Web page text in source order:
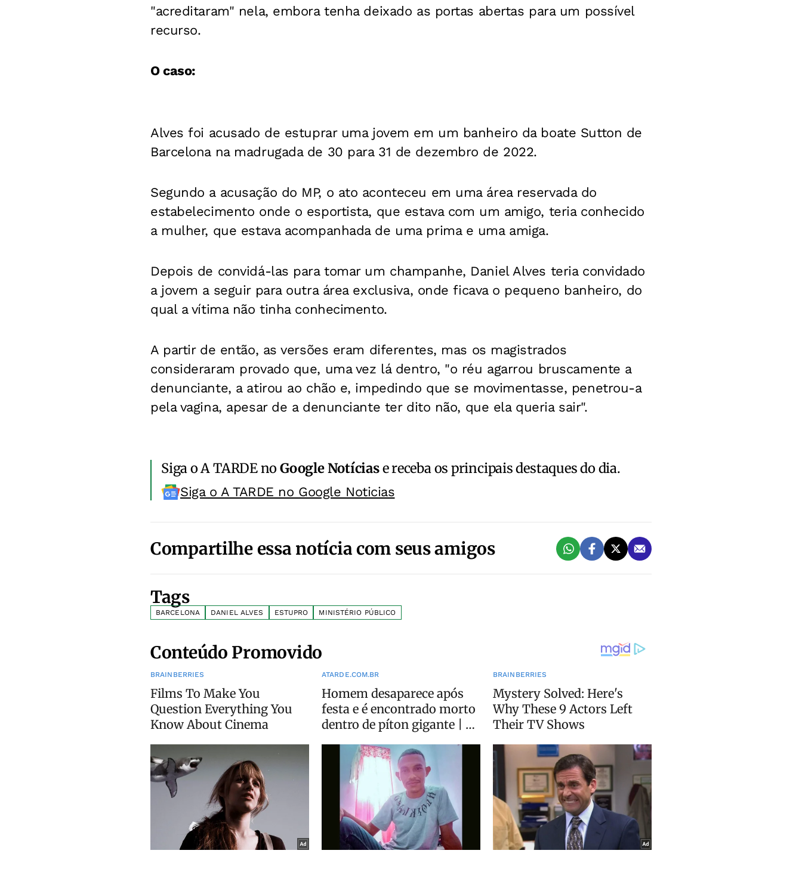
"acreditaram" nela, embora tenha deixado as portas abertas para um possível
recurso.
O caso:
Alves foi acusado de estuprar uma jovem em um banheiro da boate Sutton de
Barcelona na madrugada de 30 para 31 de dezembro de 2022.
Segundo a acusação do MP, o ato aconteceu em uma área reservada do
estabelecimento onde o esportista, que estava com um amigo, teria conhecido
a mulher, que estava acompanhada de uma prima e uma amiga.
Depois de convidá-las para tomar um champanhe, Daniel Alves teria convidado
a jovem a seguir para outra área exclusiva, onde ficava o pequeno banheiro, do
qual a vítima não tinha conhecimento.
A partir de então, as versões eram diferentes, mas os magistrados
consideraram provado que, uma vez lá dentro, "o réu agarrou bruscamente a
denunciante, a atirou ao chão e, impedindo que se movimentasse, penetrou-a
pela vagina, apesar de a denunciante ter dito não, que ela queria sair".
Siga o A TARDE noGoogle Notíciase receba os principais destaques do dia.
Siga o A TARDE no Google Noticias
Compartilhe essa notícia com seus amigos
Tags
BARCELONA DANIEL ALVES ESTUPRO MINISTÉRIO PÚBLICO